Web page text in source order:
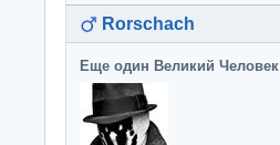
Rorschach
Еще один Великий Человек